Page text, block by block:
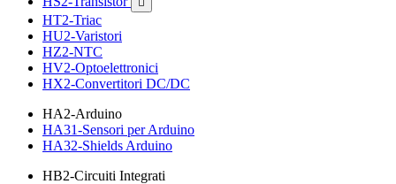
HT2-Triac
HU2-Varistori
HZ2-NTC
HV2-Optoelettronici
HX2-Convertitori DC/DC
HA2-Arduino
HA31-Sensori per Arduino
HA32-Shields Arduino
HB2-Circuiti Integrati